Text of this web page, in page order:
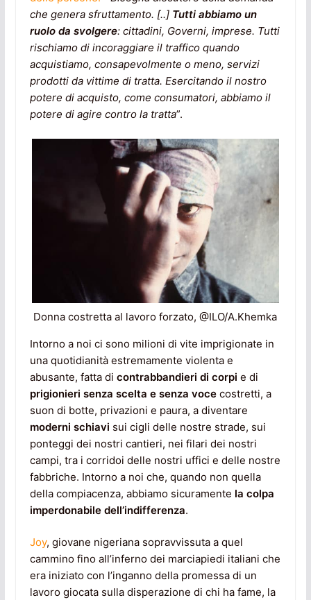
che genera sfruttamento. [..] Tutti abbiamo un
ruolo da svolgere: cittadini, Governi, imprese. Tutti
rischiamo di incoraggiare il traffico quando
acquistiamo, consapevolmente o meno, servizi
prodotti da vittime di tratta. Esercitando il nostro
potere di acquisto, come consumatori, abbiamo il
potere di agire contro la tratta”.
Donna costretta al lavoro forzato, @ILO/A.Khemka
Intorno a noi ci sono milioni di vite imprigionate in
una quotidianità estremamente violenta e
abusante, fatta di contrabbandieri di corpi e di
prigionieri senza scelta e senza vocecostretti, a
suon di botte, privazioni e paura, a diventare
moderni schiavi sui cigli delle nostre strade, sui
ponteggi dei nostri cantieri, nei filari dei nostri
campi, tra i corridoi delle nostri uffici e delle nostre
fabbriche. Intorno a noi che, quando non quella
della compiacenza, abbiamo sicuramente la colpa
imperdonabile dell’indifferenza.
Joy, giovane nigeriana sopravvissuta a quel
cammino fino all’inferno dei marciapiedi italiani che
era iniziato con l’inganno della promessa di un
lavoro giocata sulla disperazione di chi ha fame, la